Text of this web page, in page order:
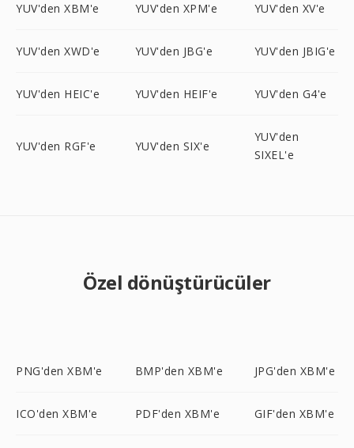
YUV'den XBM'e YUV'den XPM'e YUV'den XV'e
YUV'den XWD'e YUV'den JBG'e YUV'den JBIG'e
YUV'den HEIC'e YUV'den HEIF'e YUV'den G4'e
YUV'den RGF'e YUV'den SIX'e
YUV'den
SIXEL'e
Özel dönüştürücüler
PNG'den XBM'e BMP'den XBM'e JPG'den XBM'e
ICO'den XBM'e PDF'den XBM'e GIF'den XBM'e